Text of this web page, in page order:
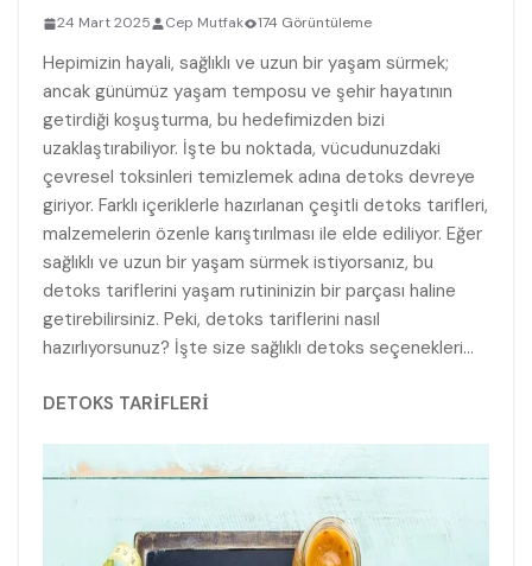
24 Mart 2025 Cep Mutfak 174 Görüntüleme
Hepimizin hayali, sağlıklı ve uzun bir yaşam sürmek;
ancak günümüz yaşam temposu ve şehir hayatının
getirdiği koşuşturma, bu hedefimizden bizi
uzaklaştırabiliyor. İşte bu noktada, vücudunuzdaki
çevresel toksinleri temizlemek adına detoks devreye
giriyor. Farklı içeriklerle hazırlanan çeşitli detoks tarifleri,
malzemelerin özenle karıştırılması ile elde ediliyor. Eğer
sağlıklı ve uzun bir yaşam sürmek istiyorsanız, bu
detoks tariflerini yaşam rutininizin bir parçası haline
getirebilirsiniz. Peki, detoks tariflerini nasıl
hazırlıyorsunuz? İşte size sağlıklı detoks seçenekleri…
DETOKS TARİFLERİ